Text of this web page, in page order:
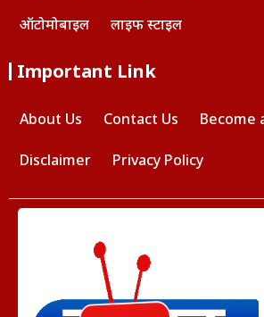
ऑटोमोबाइल लाइफ स्टाइल
Important Link
About Us Contact Us Become
Disclaimer Privacy Policy